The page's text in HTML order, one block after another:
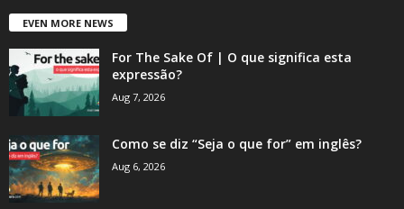
EVEN MORE NEWS
For The Sake Of | O que significa esta
expressão?
Aug 7, 2026
Como se diz “Seja o que for” em inglês?
Aug 6, 2026